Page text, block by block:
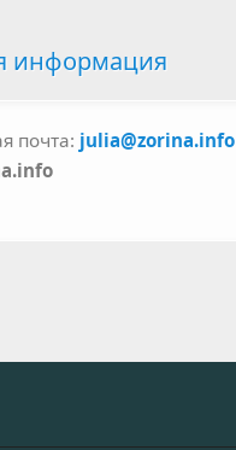
информация
почта: julia@zorina.info